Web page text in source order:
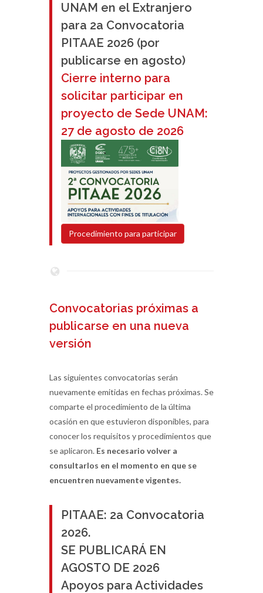
UNAM en el Extranjero
para 2a Convocatoria
PITAAE 2026 (por
publicarse en agosto)
Cierre interno para
solicitar participar en
proyecto de Sede UNAM:
27 de agosto de 2026
Procedimiento para participar
Convocatorias próximas a
publicarse en una nueva
versión
Las siguientes convocatorias serán
nuevamente emitidas en fechas próximas. Se
comparte el procedimiento de la última
ocasión en que estuvieron disponibles, para
conocer los requisitos y procedimientos que
se aplicaron. Es necesario volver a
consultarlos en el momento en que se
encuentren nuevamente vigentes.
PITAAE: 2a Convocatoria
2026.
SE PUBLICARÁ EN
AGOSTO DE 2026
Apoyos para Actividades